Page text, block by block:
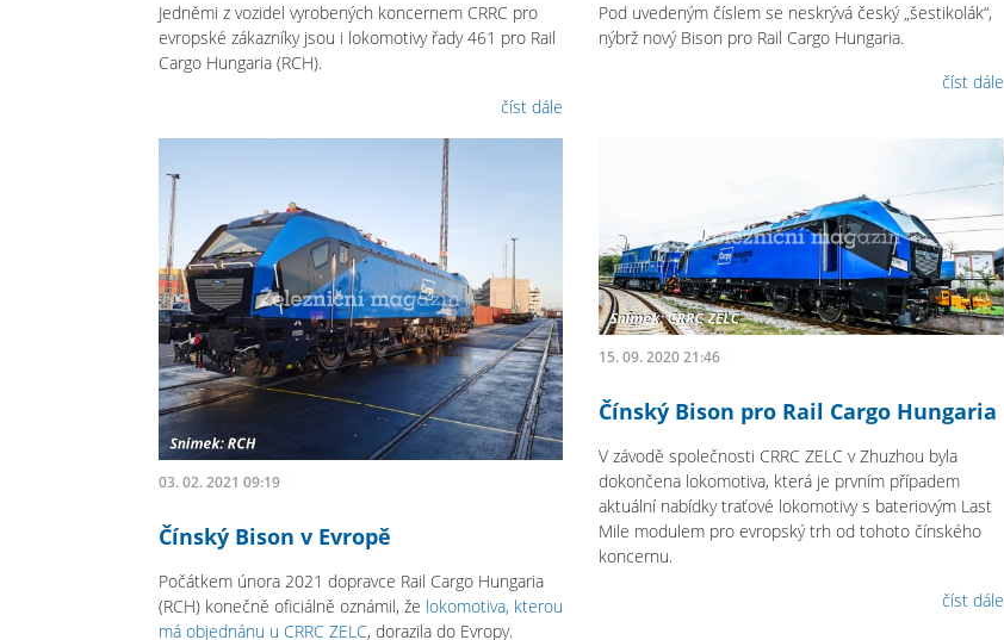
Jedněmi z vozidel vyrobených koncernem CRRC pro
evropské zákazníky jsou i lokomotivy řady 461 pro Rail
Cargo Hungaria (RCH).
číst dále
Pod uvedeným číslem se neskrývá český „šestikolák“,
nýbrž nový Bison pro Rail Cargo Hungaria.
číst dále
03. 02. 2021 09:19
Čínský Bison v Evropě
Počátkem února 2021 dopravce Rail Cargo Hungaria
(RCH) konečně oficiálně oznámil, že lokomotiva, kterou
má objednánu u CRRC ZELC, dorazila do Evropy.
15. 09. 2020 21:46
Čínský Bison pro Rail Cargo Hungaria
V závodě společnosti CRRC ZELC v Zhuzhou byla
dokončena lokomotiva, která je prvním případem
aktuální nabídky traťové lokomotivy s bateriovým Last
Mile modulem pro evropský trh od tohoto čínského
koncernu.
číst dále